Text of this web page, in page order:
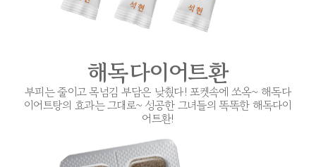
해독다이어트환
부피는 줄이고 목넘김 부담은 낮췄다! 포켓속에 쏘옥~ 해독다
이어트탕의 효과는 그대로~ 성공한 그녀들의 똑똑한 해독다이
어트환!